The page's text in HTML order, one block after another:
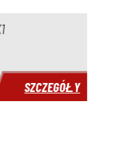
SZCZEGÓŁY